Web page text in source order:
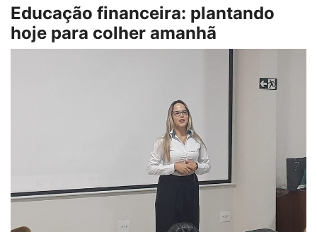
Educação financeira: plantando
hoje para colher amanhã